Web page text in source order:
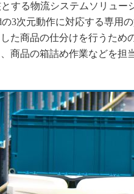
する物流システムソリュー
の3次元動作に対応する専用
た商品の仕分けを行うため
商品の箱詰め作業などを担